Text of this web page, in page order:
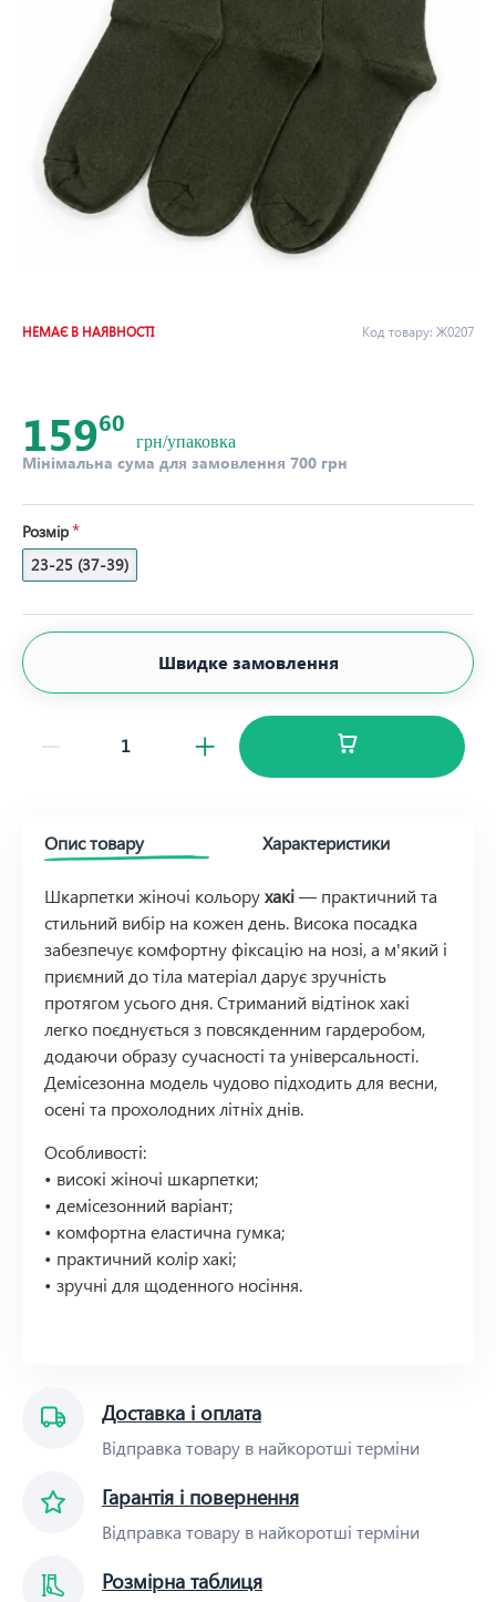
15960
грн/упаковка
Мінімальна сума для замовлення 700 грн
НЕМАЄ В НАЯВНОСТІ Код товару: Ж0207
Розмір
23-25 (37-39)
Швидке замовлення
Доставка і оплата
Відправка товару в найкоротші терміни
Гарантія і повернення
Відправка товару в найкоротші терміни
Розмірна таблиця
Опис товару Характеристики
Шкарпетки жіночі кольорухакі— практичний та
стильний вибір на кожен день. Висока посадка
забезпечує комфортну фіксацію на нозі, а м'який і
приємний до тіла матеріал дарує зручність
протягом усього дня. Стриманий відтінок хакі
легко поєднується з повсякденним гардеробом,
додаючи образу сучасності та універсальності.
Демісезонна модель чудово підходить для весни,
осені та прохолодних літніх днів.
Особливості:
• високі жіночі шкарпетки;
• демісезонний варіант;
• комфортна еластична гумка;
• практичний колір хакі;
• зручні для щоденного носіння.